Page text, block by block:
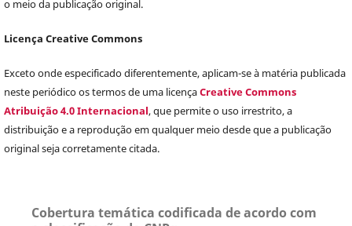
o meio da publicação original.
Licença Creative Commons
Exceto onde especificado diferentemente, aplicam-se à matéria publicada
neste periódico os termos de uma licençaCreative Commons
Atribuição 4.0 Internacional, que permite o uso irrestrito, a
distribuição e a reprodução em qualquer meio desde que a publicação
original seja corretamente citada.
Cobertura temática codificada de acordo com